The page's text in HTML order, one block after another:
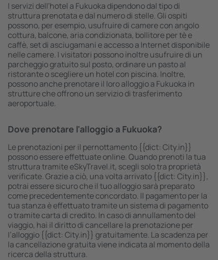
I servizi dell'hotel a Fukuoka dipendono dal tipo di
struttura prenotata e dal numero di stelle. Gli ospiti
possono, per esempio, usufruire di camere con angolo
cottura, balcone, aria condizionata, bollitore per tè e
caffè, set di asciugamani e accesso a Internet disponibile
nelle camere. I visitatori possono inoltre usufruire di un
parcheggio gratuito sul posto, ordinare un pasto al
ristorante o scegliere un hotel con piscina. Inoltre,
possono anche prenotare il loro alloggio a Fukuoka in
strutture che offrono un servizio di trasferimento
aeroportuale.
Dove prenotare l'alloggio a Fukuoka?
Le prenotazioni per il pernottamento {{dict: City.in}}
possono essere effettuate online. Quando prenoti la tua
struttura tramite eSkyTravel.it, scegli solo tra proprietà
verificate. Grazie a ciò, una volta arrivato {{dict: City.in}},
potrai essere sicuro che il tuo alloggio sarà preparato
come precedentemente concordato. Il pagamento per la
tua stanza è effettuato tramite un sistema di pagamento
o tramite carta di credito. In caso di annullamento del
viaggio, hai il diritto di cancellare la prenotazione per
l’alloggio {{dict: City.in}} gratuitamente. La scadenza per
la cancellazione gratuita viene indicata al momento della
ricerca della struttura.